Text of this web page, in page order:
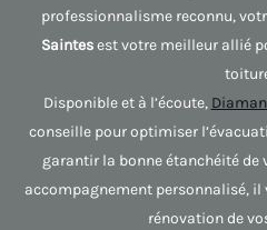
professionnalisme reconnu,
Saintesest votre meilleur allié
Disponible et à l’écoute,
conseille pour optimiser
garantir la bonne étanchéité de
accompagnement personnalisé, il
rénovation de